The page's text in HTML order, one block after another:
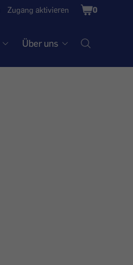
Zugang aktivieren
Shopping
Cart
0
Über uns